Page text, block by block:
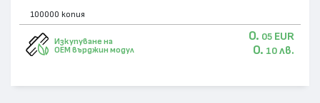
100000 копия
Изкупуване на
OEM върджин модул
0. 05 EUR
0. 10 лв.